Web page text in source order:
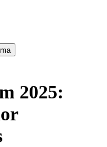
2025: